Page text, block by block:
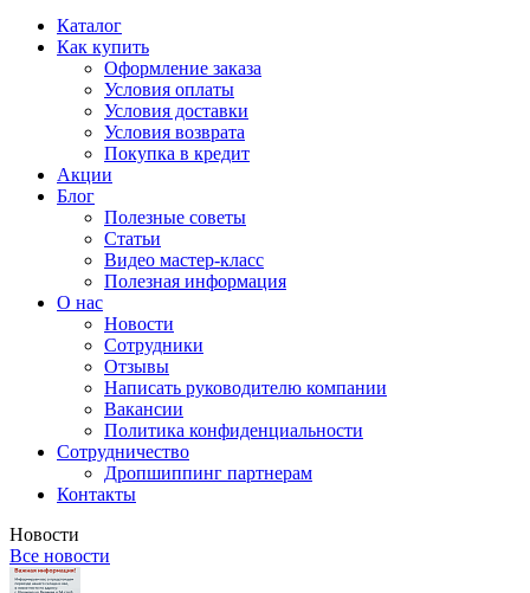
Каталог
Как купить
Оформление заказа
Условия оплаты
Условия доставки
Условия возврата
Покупка в кредит
Акции
Блог
Полезные советы
Статьи
Видео мастер-класс
Полезная информация
О нас
Новости
Сотрудники
Отзывы
Написать руководителю компании
Вакансии
Политика конфиденциальности
Сотрудничество
Дропшиппинг партнерам
Контакты
Новости
Все новости